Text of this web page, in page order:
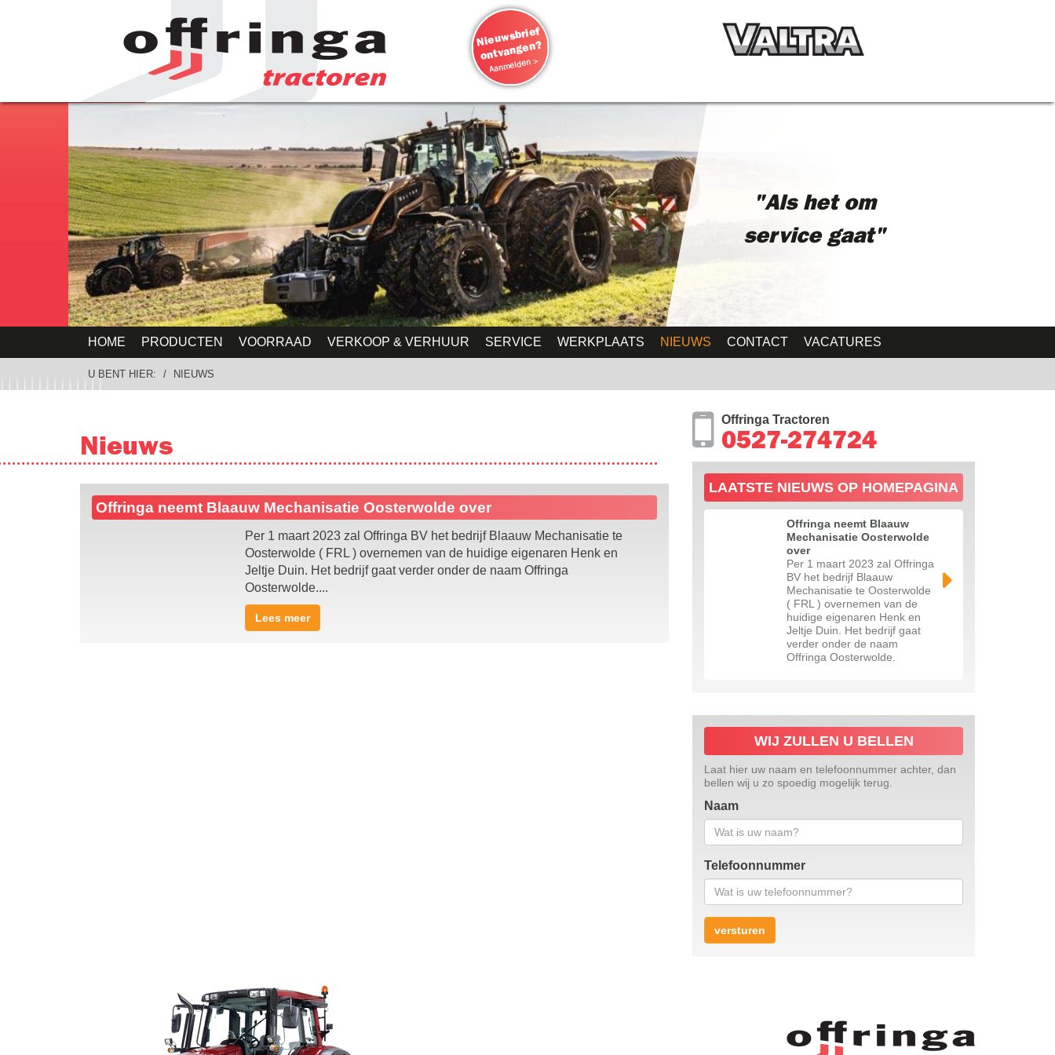
"Als het om
service gaat"
HOME PRODUCTEN VOORRAAD VERKOOP & VERHUUR SERVICE WERKPLAATS NIEUWS CONTACT VACATURES
U BENT HIER: NIEUWS
Nieuws
Offringa neemt Blaauw Mechanisatie Oosterwolde over
Per 1 maart 2023 zal Offringa BV het bedrijf Blaauw Mechanisatie te
Oosterwolde ( FRL ) overnemen van de huidige eigenaren Henk en
Jeltje Duin. Het bedrijf gaat verder onder de naam Offringa
Oosterwolde....
Lees meer
Offringa Tractoren
0527-274724
LAATSTE NIEUWS OP HOMEPAGINA
Offringa neemt Blaauw
Mechanisatie Oosterwolde
over
Per 1 maart 2023 zal Offringa
BV het bedrijf Blaauw
Mechanisatie te Oosterwolde
( FRL ) overnemen van de
huidige eigenaren Henk en
Jeltje Duin. Het bedrijf gaat
verder onder de naam
Offringa Oosterwolde.
WIJ ZULLEN U BELLEN
Laat hier uw naam en telefoonnummer achter, dan
bellen wij u zo spoedig mogelijk terug.
Naam
Telefoonnummer
versturen